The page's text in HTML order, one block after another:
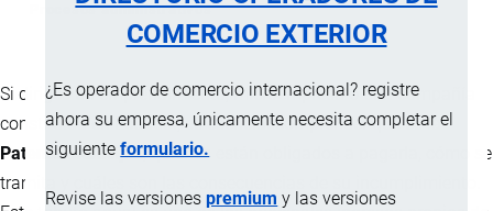
COMERCIO EXTERIOR
¿Es operador de comercio internacional? registre
ahora su empresa, únicamente necesita completar el
siguienteformulario.
Revise las versionespremium y las versiones
Procesos administrativos
Si diriges un emprendimiento, microempresa o una compañía
constituida en Ecuador, es esencial comprender qué es la
Patente Municipal, quiénes están obligados a pagarla, cómo se
tramita y cuáles son las consecuencias de su incumplimiento.